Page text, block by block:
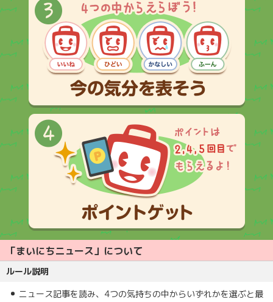
「まいにちニュース」について
ルール説明
ニュース記事を読み、4つの気持ちの中からいずれかを選ぶと最